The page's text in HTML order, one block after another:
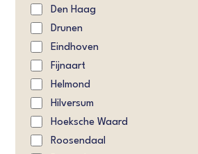
Den Haag
Drunen
Eindhoven
Fijnaart
Helmond
Hilversum
Hoeksche Waard
Roosendaal